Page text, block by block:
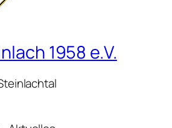
1958 e.V.